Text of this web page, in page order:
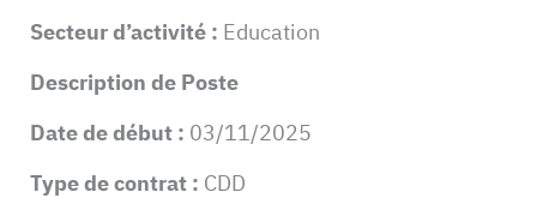
Secteur d’activité : Education
Description de Poste
Date de début : 03/11/2025
Type de contrat : CDD